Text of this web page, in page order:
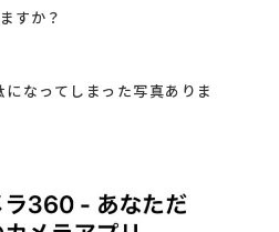
すか？
なってしまった写真ありま